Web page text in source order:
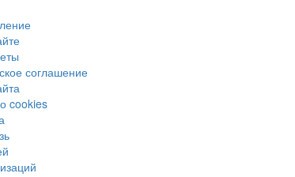
соглашение
cookies